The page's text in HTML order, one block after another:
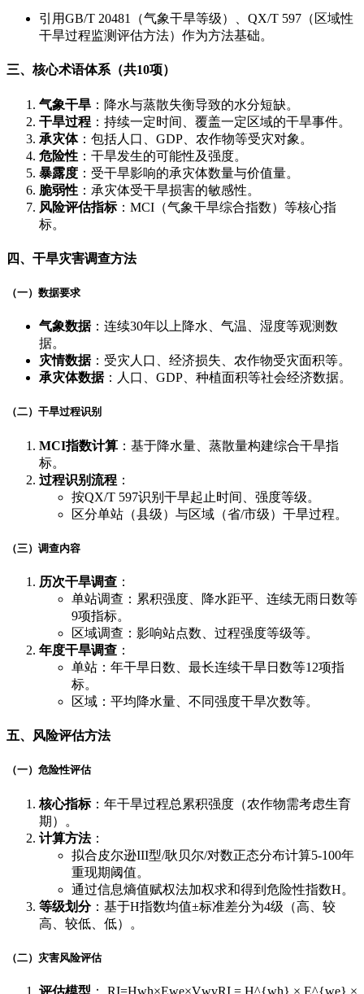
引用GB/T 20481（气象干旱等级）、QX/T 597（区域性
干旱过程监测评估方法）作为方法基础。
三、核心术语体系（共10项）
气象干旱 ​：降水与蒸散失衡导致的水分短缺。
干旱过程 ​：持续一定时间、覆盖一定区域的干旱事件。
承灾体​：包括人口、GDP、农作物等受灾对象。
危险性 ​：干旱发生的可能性及强度。
暴露度 ​：受干旱影响的承灾体数量与价值量。
脆弱性 ​：承灾体受干旱损害的敏感性。
风险评估指标​：MCI（气象干旱综合指数）等核心指
标。
四、干旱灾害调查方法
（一）数据要求
气象数据​：连续30年以上降水、气温、湿度等观测数
据。
灾情数据​：受灾人口、经济损失、农作物受灾面积等。
承灾体数据​：人口、GDP、种植面积等社会经济数据。
（二）干旱过程识别
MCI指数计算 ​：基于降水量、蒸散量构建综合干旱指
标。
过程识别流程 ​：
按QX/T 597识别干旱起止时间、强度等级。
区分单站（县级）与区域（省/市级）干旱过程。
（三）调查内容
历次干旱调查 ​：
单站调查：累积强度、降水距平、连续无雨日数等
9项指标。
区域调查：影响站点数、过程强度等级等。
年度干旱调查 ​：
单站：年干旱日数、最长连续干旱日数等12项指
标。
区域：平均降水量、不同强度干旱次数等。
五、风险评估方法
（一）危险性评估
核心指标​：年干旱过程总累积强度（农作物需考虑生育
期）。
计算方法​：
拟合皮尔逊III型/耿贝尔/对数正态分布计算5-100年
重现期阈值。
通过信息熵值赋权法加权求和得到危险性指数H。
等级划分​：基于H指数均值±标准差分为4级（高、较
高、较低、低）。
（二）灾害风险评估
评估模型 ​： RI=Hwh×Ewe×VwvRI = H^{wh} × E^{we} ×